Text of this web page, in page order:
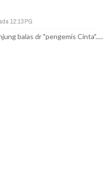
12:13 PG
balas dr "pengemis Cinta".....